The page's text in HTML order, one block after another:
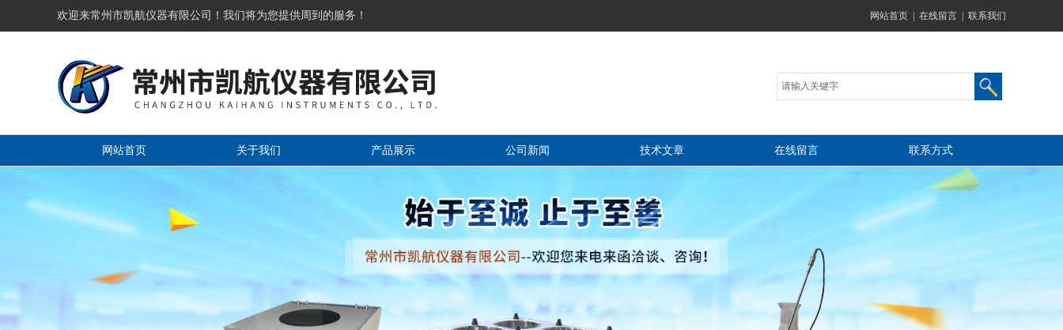
欢迎来常州市凯航仪器有限公司！我们将为您提供周到的服务！ 网站首页 在线留言 联系我们
网站首页 关于我们 产品展示 公司新闻 技术文章 在线留言 联系方式